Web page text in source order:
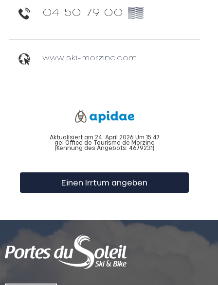
04 50 79 00 ▒▒
www.ski-morzine.com
Aktualisiert am 24. April 2026 Um 15:47
gei Office de Tourisme de Morzine
(Kennung des Angebots: 4679231)
Einen Irrtum angeben